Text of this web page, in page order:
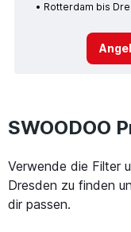
Rotterdam bis
SWOODOO
Verwende die Filter
Dresden zu finden
dir passen.